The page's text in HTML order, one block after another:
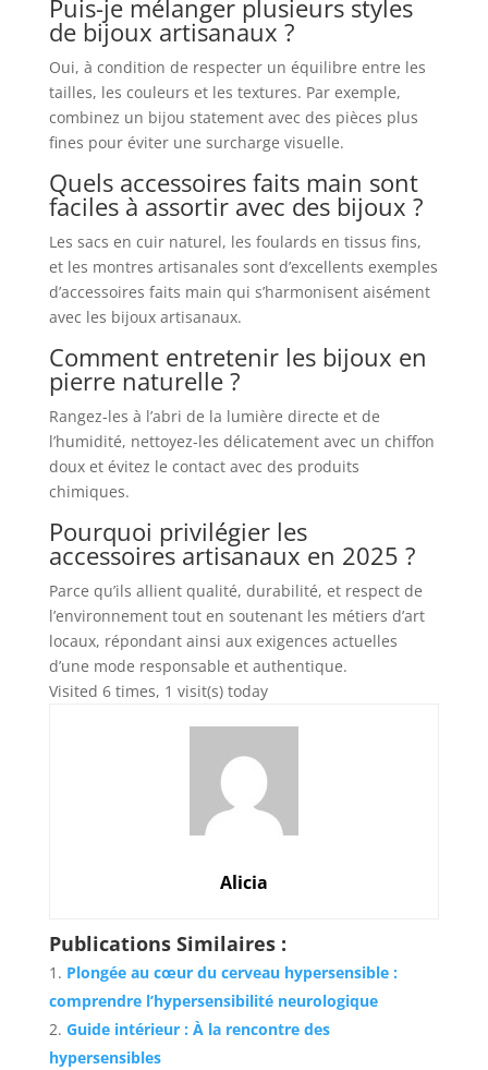
Puis-je mélanger plusieurs styles
de bijoux artisanaux ?
Oui, à condition de respecter un équilibre entre les
tailles, les couleurs et les textures. Par exemple,
combinez un bijou statement avec des pièces plus
fines pour éviter une surcharge visuelle.
Quels accessoires faits main sont
faciles à assortir avec des bijoux ?
Les sacs en cuir naturel, les foulards en tissus fins,
et les montres artisanales sont d’excellents exemples
d’accessoires faits main qui s’harmonisent aisément
avec les bijoux artisanaux.
Comment entretenir les bijoux en
pierre naturelle ?
Rangez-les à l’abri de la lumière directe et de
l’humidité, nettoyez-les délicatement avec un chiffon
doux et évitez le contact avec des produits
chimiques.
Pourquoi privilégier les
accessoires artisanaux en 2025 ?
Parce qu’ils allient qualité, durabilité, et respect de
l’environnement tout en soutenant les métiers d’art
locaux, répondant ainsi aux exigences actuelles
d’une mode responsable et authentique.
Visited 6 times, 1 visit(s) today
Alicia
Publications Similaires :
Plongée au cœur du cerveau hypersensible :
comprendre l’hypersensibilité neurologique
Guide intérieur : À la rencontre des
hypersensibles